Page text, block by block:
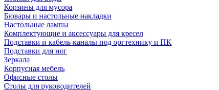
Корзины для мусора
Бювары и настольные накладки
Настольные лампы
Комплектующие и аксессуары для кресел
Подставки и кабель-каналы под оргтехнику и ПК
Подставки для ног
Зеркала
Корпусная мебель
Офисные столы
Столы для руководителей